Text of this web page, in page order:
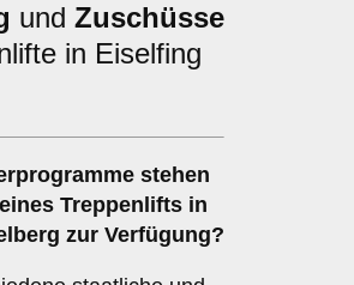
und Zuschüsse
in Eiselfing
stehen
Treppenlifts in
zur Verfügung?